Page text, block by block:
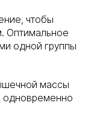
чтобы
Оптимальное
одной группы
массы
одновременно